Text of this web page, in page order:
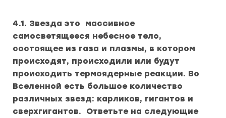
4.1. Звезда это массивное
самосветящееся небесное тело,
состоящее из газа и плазмы, в котором
происходят, происходили или будут
происходить термоядерные реакции. Во
Вселенной есть большое количество
различных звезд: карликов, гигантов и
сверхгигантов. Ответьте на следующие